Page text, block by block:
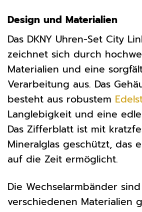
Design und Materialien
Das DKNY Uhren-Set City
zeichnet sich durch
Materialien und eine
Verarbeitung aus. Das
besteht aus robustem
Langlebigkeit und eine
Das Zifferblatt ist mit
Mineralglas geschützt, das
auf die Zeit ermöglicht.
Die Wechselarmbänder
verschiedenen Materialien